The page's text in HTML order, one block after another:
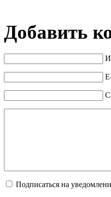
Добавить
Подписаться на